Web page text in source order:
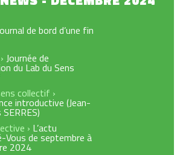
de bord d’une fin
Journée de
du Lab du Sens
collectif ›
introductive (Jean-
› L’actu
Vous de septembre à
2024